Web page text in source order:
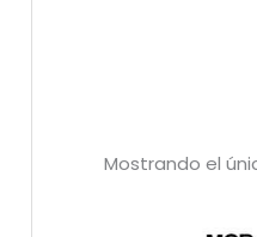
Mostrando el